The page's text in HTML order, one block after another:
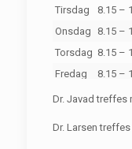
Tirsdag
8.15 –
Onsdag
8.15 –
Torsdag 8.15 –
Fredag
8.15 –
Dr. Javad treffes
Dr. Larsen